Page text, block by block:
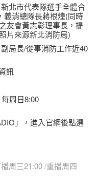
北市代表隊選手全體合
義消總隊長蔣根煌(同時
友會黃志彰理事長，提
片來源新北消防局)
局長/從事消防工作近40
訊
周日8:00
」，進入官網後點選
周三21:00 /重播周四